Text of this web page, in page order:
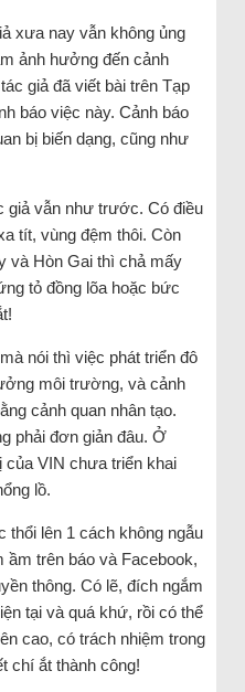
xưa nay vẫn không ủng
ảnh hưởng đến cảnh
giả đã viết bài trên Tạp
báo việc này. Cảnh báo
bị biến dạng, cũng như
giả vẫn như trước. Có điều
tít, vùng đệm thôi. Còn
và Hòn Gai thì chả mấy
tỏ đồng lõa hoặc bức
nói thì việc phát triển đô
môi trường, và cảnh
cảnh quan nhân tạo.
phải đơn giản đâu. Ở
của VIN chưa triển khai
lồ.
thổi lên 1 cách không ngẫu
ầm trên báo và Facebook,
thông. Có lẽ, đích ngắm
tại và quá khứ, rồi có thể
cao, có trách nhiệm trong
chí ắt thành công!